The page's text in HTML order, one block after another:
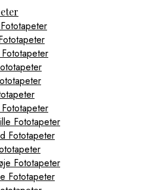
Fototapeter
Fototapeter
Fototapeter
Fototapeter